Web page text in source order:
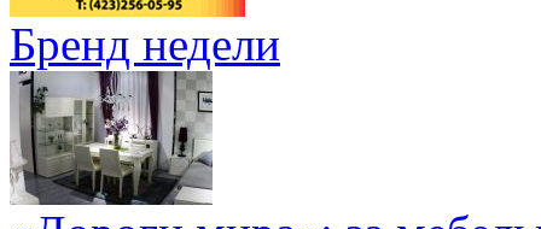
Бренд недели